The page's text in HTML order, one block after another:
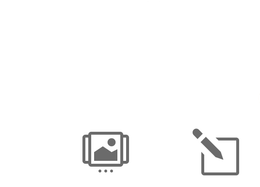
 l